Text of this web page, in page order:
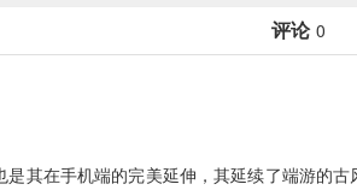
评论 0
其在手机端的完美延伸，其延续了端游的